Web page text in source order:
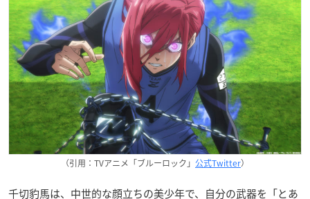
（引用：TVアニメ「ブルーロック」 公式Twitter）
千切豹馬は、中世的な顔立ちの美少年で、自分の武器を「とあ